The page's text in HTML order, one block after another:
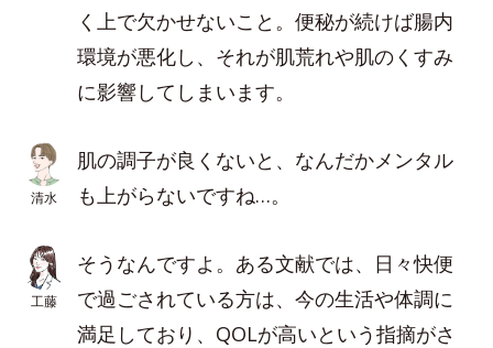
く上で欠かせないこと。便秘が続けば腸内
環境が悪化し、それが肌荒れや肌のくすみ
に影響してしまいます。
清水
肌の調子が良くないと、なんだかメンタル
も上がらないですね…。
工藤
そうなんですよ。ある文献では、日々快便
で過ごされている方は、今の生活や体調に
満足しており、QOLが高いという指摘がさ